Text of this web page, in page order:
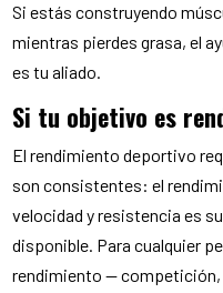
Si estás construyendo
mientras pierdes grasa, el
es tu aliado.
Si tu objetivo es
El rendimiento deportivo
son consistentes: el
velocidad y resistencia es
disponible. Para cualquier
rendimiento — competición,